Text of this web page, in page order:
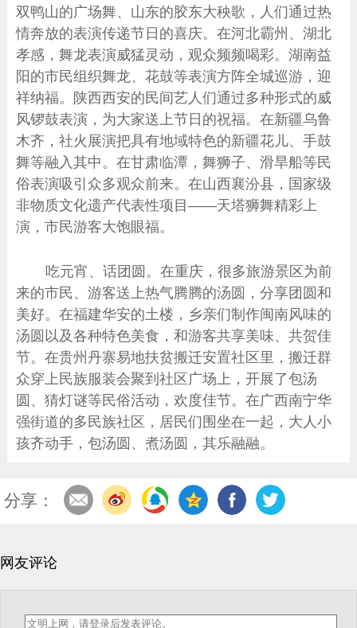
双鸭山的广场舞、山东的胶东大秧歌，人们通过热
情奔放的表演传递节日的喜庆。在河北霸州、湖北
孝感，舞龙表演威猛灵动，观众频频喝彩。湖南益
阳的市民组织舞龙、花鼓等表演方阵全城巡游，迎
祥纳福。陕西西安的民间艺人们通过多种形式的威
风锣鼓表演，为大家送上节日的祝福。在新疆乌鲁
木齐，社火展演把具有地域特色的新疆花儿、手鼓
舞等融入其中。在甘肃临潭，舞狮子、滑旱船等民
俗表演吸引众多观众前来。在山西襄汾县，国家级
非物质文化遗产代表性项目——天塔狮舞精彩上
演，市民游客大饱眼福。
吃元宵、话团圆。在重庆，很多旅游景区为前
来的市民、游客送上热气腾腾的汤圆，分享团圆和
美好。在福建华安的土楼，乡亲们制作闽南风味的
汤圆以及各种特色美食，和游客共享美味、共贺佳
节。在贵州丹寨易地扶贫搬迁安置社区里，搬迁群
众穿上民族服装会聚到社区广场上，开展了包汤
圆、猜灯谜等民俗活动，欢度佳节。在广西南宁华
强街道的多民族社区，居民们围坐在一起，大人小
孩齐动手，包汤圆、煮汤圆，其乐融融。
分享：
网友评论